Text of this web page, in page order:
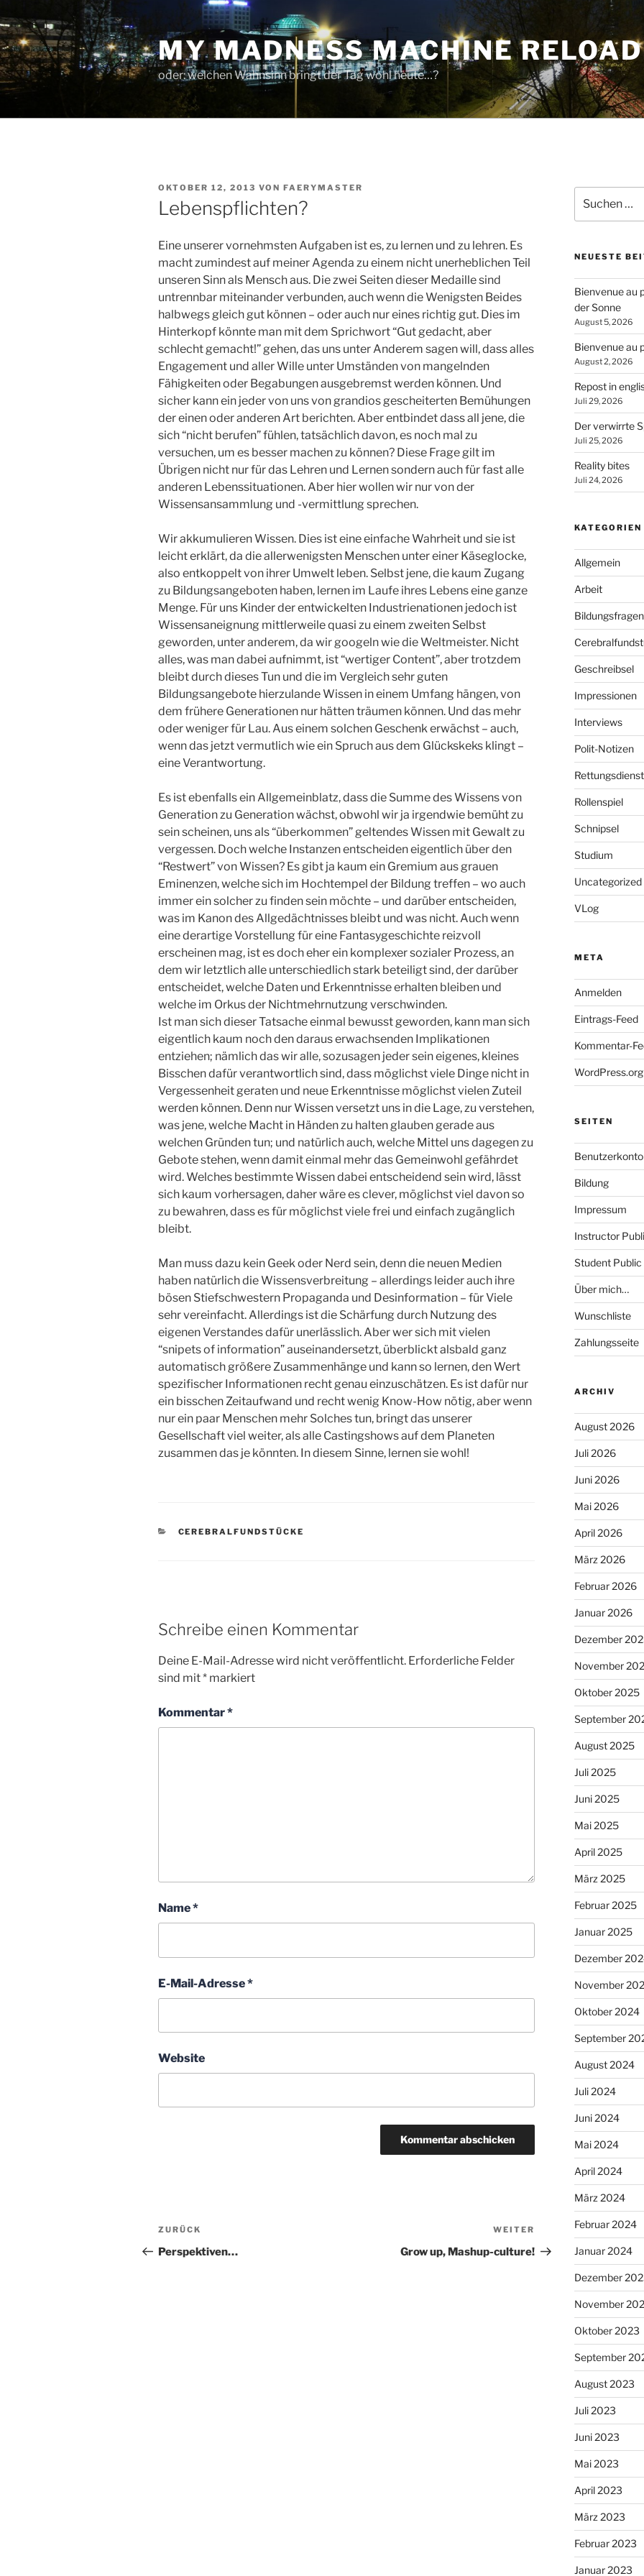
Inhalt
springen
MY MADNESS MACHINE
oder: welchen Wahnsinn bringt der Tag wohl heute…?
VERÖFFENTLICHT
AM
OKTOBER 12, 2013 VON FAERYMASTER
Lebenspflichten?
Eine unserer vornehmsten Aufgaben ist es, zu lernen und zu lehren. Es
macht zumindest auf meiner Agenda zu einem nicht unerheblichen Teil
unseren Sinn als Mensch aus. Die zwei Seiten dieser Medaille sind
untrennbar miteinander verbunden, auch wenn die Wenigsten Beides
halbwegs gleich gut können – oder auch nur eines richtig gut. Dies im
Hinterkopf könnte man mit dem Sprichwort “Gut gedacht, aber
schlecht gemacht!” gehen, das uns unter Anderem sagen will, dass alles
Engagement und aller Wille unter Umständen von mangelnden
Fähigkeiten oder Begabungen ausgebremst werden können. Und
sicher kann ein jeder von uns von grandios gescheiterten Bemühungen
der einen oder anderen Art berichten. Aber entbindet dass all jene, die
sich “nicht berufen” fühlen, tatsächlich davon, es noch mal zu
versuchen, um es besser machen zu können? Diese Frage gilt im
Übrigen nicht nur für das Lehren und Lernen sondern auch für fast alle
anderen Lebenssituationen. Aber hier wollen wir nur von der
Wissensansammlung und -vermittlung sprechen.
Wir akkumulieren Wissen. Dies ist eine einfache Wahrheit und sie ist
leicht erklärt, da die allerwenigsten Menschen unter einer Käseglocke,
also entkoppelt von ihrer Umwelt leben. Selbst jene, die kaum Zugang
zu Bildungsangeboten haben, lernen im Laufe ihres Lebens eine ganze
Menge. Für uns Kinder der entwickelten Industrienationen jedoch ist
Wissensaneignung mittlerweile quasi zu einem zweiten Selbst
geworden, unter anderem, da wir googeln wie die Weltmeister. Nicht
alles, was man dabei aufnimmt, ist “wertiger Content”, aber trotzdem
bleibt durch dieses Tun und die im Vergleich sehr guten
Bildungsangebote hierzulande Wissen in einem Umfang hängen, von
dem frühere Generationen nur hätten träumen können. Und das mehr
oder weniger für Lau. Aus einem solchen Geschenk erwächst – auch,
wenn das jetzt vermutlich wie ein Spruch aus dem Glückskeks klingt –
eine Verantwortung.
Es ist ebenfalls ein Allgemeinblatz, dass die Summe des Wissens von
Generation zu Generation wächst, obwohl wir ja irgendwie bemüht zu
sein scheinen, uns als “überkommen” geltendes Wissen mit Gewalt zu
vergessen. Doch welche Instanzen entscheiden eigentlich über den
“Restwert” von Wissen? Es gibt ja kaum ein Gremium aus grauen
Eminenzen, welche sich im Hochtempel der Bildung treffen – wo auch
immer ein solcher zu finden sein möchte – und darüber entscheiden,
was im Kanon des Allgedächtnisses bleibt und was nicht. Auch wenn
eine derartige Vorstellung für eine Fantasygeschichte reizvoll
erscheinen mag, ist es doch eher ein komplexer sozialer Prozess, an
dem wir letztlich alle unterschiedlich stark beteiligt sind, der darüber
entscheidet, welche Daten und Erkenntnisse erhalten bleiben und
welche im Orkus der Nichtmehrnutzung verschwinden.
Ist man sich dieser Tatsache einmal bewusst geworden, kann man sich
eigentlich kaum noch den daraus erwachsenden Implikationen
entziehen; nämlich das wir alle, sozusagen jeder sein eigenes, kleines
Bisschen dafür verantwortlich sind, dass möglichst viele Dinge nicht in
Vergessenheit geraten und neue Erkenntnisse möglichst vielen Zuteil
werden können. Denn nur Wissen versetzt uns in die Lage, zu verstehen,
was jene, welche Macht in Händen zu halten glauben gerade aus
welchen Gründen tun; und natürlich auch, welche Mittel uns dagegen zu
Gebote stehen, wenn damit einmal mehr das Gemeinwohl gefährdet
wird. Welches bestimmte Wissen dabei entscheidend sein wird, lässt
sich kaum vorhersagen, daher wäre es clever, möglichst viel davon so
zu bewahren, dass es für möglichst viele frei und einfach zugänglich
bleibt.
Man muss dazu kein Geek oder Nerd sein, denn die neuen Medien
haben natürlich die Wissensverbreitung – allerdings leider auch ihre
bösen Stiefschwestern Propaganda und Desinformation – für Viele
sehr vereinfacht. Allerdings ist die Schärfung durch Nutzung des
eigenen Verstandes dafür unerlässlich. Aber wer sich mit vielen
“snipets of information” auseinandersetzt, überblickt alsbald ganz
automatisch größere Zusammenhänge und kann so lernen, den Wert
spezifischer Informationen recht genau einzuschätzen. Es ist dafür nur
ein bisschen Zeitaufwand und recht wenig Know-How nötig, aber wenn
nur ein paar Menschen mehr Solches tun, bringt das unserer
Gesellschaft viel weiter, als alle Castingshows auf dem Planeten
zusammen das je könnten. In diesem Sinne, lernen sie wohl!
KATEGORIEN
CEREBRALFUNDSTÜCKE
Schreibe einen Kommentar
Deine E-Mail-Adresse wird nicht veröffentlicht. Erforderliche Felder
sind mit* markiert
Kommentar*
Name*
E-Mail-Adresse*
Website
Beitragsnavigation
Vorheriger
Beitrag
ZURÜCK
Perspektiven…
Nächster
Beitrag
WEITER
Grow up, Mashup-culture!
nach:
NEUESTE
Bienvenue au
der Sonne
August 5, 2026
Bienvenue au
August 2, 2026
Repost in
Juli 29, 2026
Der verwirrte
Juli 25, 2026
Reality bites
Juli 24, 2026
KATEGORIEN
Allgemein
Arbeit
Bildungsfragen
Geschreibsel
Impressionen
Interviews
Polit-Notizen
Rettungsdienst
Rollenspiel
Schnipsel
Studium
Uncategorized
VLog
META
Anmelden
Eintrags-Feed
Kommentar-
WordPress.org
SEITEN
Benutzerkonto
Bildung
Impressum
Instructor
Student
Über mich…
Wunschliste
Zahlungsseite
ARCHIV
August 2026
Juli 2026
Juni 2026
Mai 2026
April 2026
März 2026
Februar 2026
Januar 2026
Dezember
November
Oktober 2025
September
August 2025
Juli 2025
Juni 2025
Mai 2025
April 2025
März 2025
Februar 2025
Januar 2025
Dezember
November
Oktober 2024
September
August 2024
Juli 2024
Juni 2024
Mai 2024
April 2024
März 2024
Februar 2024
Januar 2024
Dezember
November
Oktober 2023
September
August 2023
Juli 2023
Juni 2023
Mai 2023
April 2023
März 2023
Februar 2023
Januar 2023